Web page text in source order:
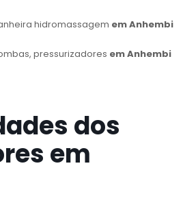
hidromassagem em Anhembi
pressurizadores em Anhembi
dos
em